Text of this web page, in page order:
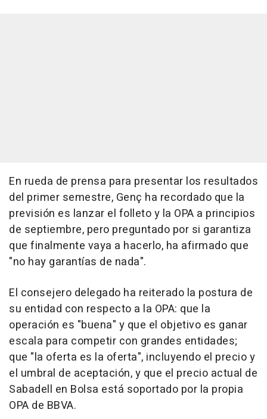
En rueda de prensa para presentar los resultados
del primer semestre, Genç ha recordado que la
previsión es lanzar el folleto y la OPA a principios
de septiembre, pero preguntado por si garantiza
que finalmente vaya a hacerlo, ha afirmado que
"no hay garantías de nada".
El consejero delegado ha reiterado la postura de
su entidad con respecto a la OPA: que la
operación es "buena" y que el objetivo es ganar
escala para competir con grandes entidades;
que "la oferta es la oferta", incluyendo el precio y
el umbral de aceptación, y que el precio actual de
Sabadell en Bolsa está soportado por la propia
OPA de BBVA.